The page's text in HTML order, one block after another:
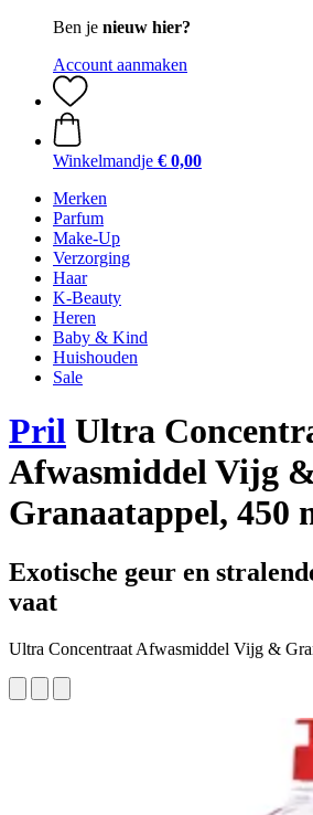
Ben je nieuw hier?
Account aanmaken
Winkelmandje € 0,00
Merken
Parfum
Make-Up
Verzorging
Haar
K-Beauty
Heren
Baby & Kind
Huishouden
Sale
Pril Ultra
Afwasmiddel Vijg
Granaatappel, 450
Exotische geur en
vaat
Ultra Concentraat Afwasmiddel Vijg &